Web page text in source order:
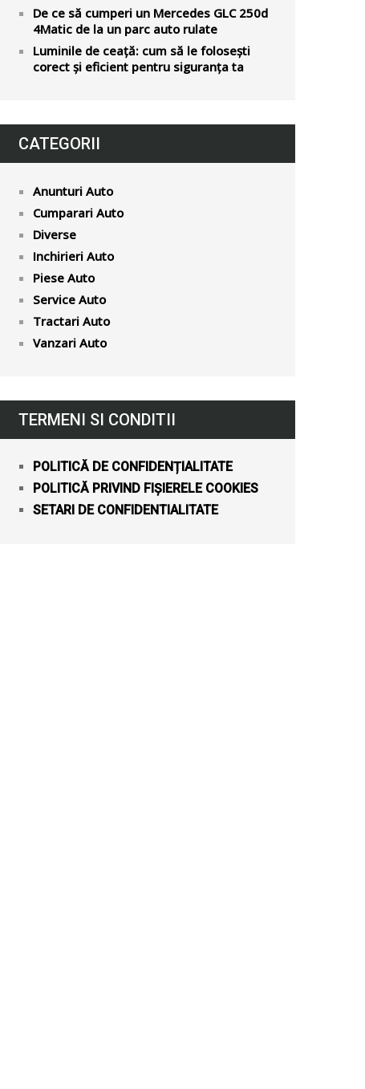
De ce să cumperi un Mercedes GLC 250d
4Matic de la un parc auto rulate
Luminile de ceață: cum să le folosești
corect și eficient pentru siguranța ta
CATEGORII
Anunturi Auto
Cumparari Auto
Diverse
Inchirieri Auto
Piese Auto
Service Auto
Tractari Auto
Vanzari Auto
TERMENI SI CONDITII
POLITICĂ DE CONFIDENȚIALITATE
POLITICĂ PRIVIND FIȘIERELE COOKIES
SETARI DE CONFIDENTIALITATE